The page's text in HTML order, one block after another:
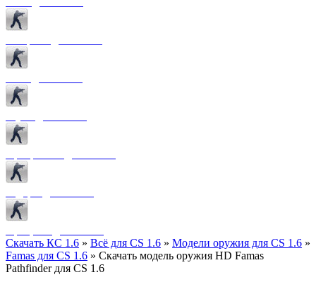
Скачать КС 1.6 » Всё для CS 1.6 » Модели оружия для CS 1.6 »
Famas для CS 1.6 » Скачать модель оружия HD Famas
Pathfinder для CS 1.6